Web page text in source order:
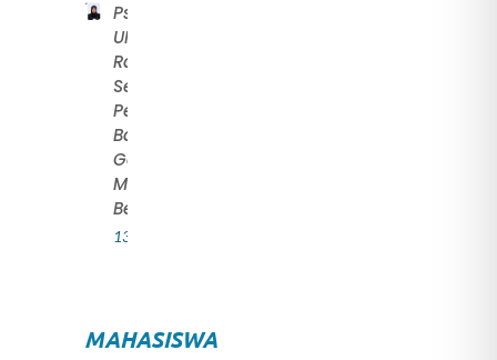
Psikolog
UNS:
Rayakan
Setiap
Pencapaian
Baik Ketika
Gagal
Maupun
Berhasil
13 July 2022
MAHASISWA